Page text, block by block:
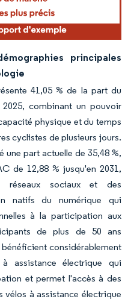
principales
41,05 % de la part du
combinant un pouvoir
physique et du temps
cyclistes de plusieurs jours.
une part actuelle de 35,48 %,
de 12,88 % jusqu'en 2031,
réseaux sociaux et des
natifs du numérique qui
à la participation aux
de plus de 50 ans
considérablement
assistance électrique qui
et permet l'accès à des
à assistance électrique